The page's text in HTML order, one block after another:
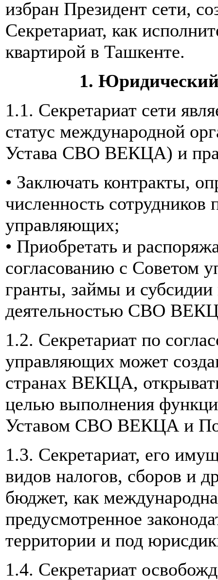
избран Президент сети,
Секретариат, как
квартирой в Ташкенте.
1. Юридический
1.1. Секретариат сети
статус международной
Устава СВО ВЕКЦА) и
• Заключать контракты,
численность
управляющих;
• Приобретать и
согласованию с Советом
гранты, займы и субсидии
деятельностью СВО
1.2. Секретариат по
управляющих может
странах ВЕКЦА,
целью выполнения
Уставом СВО ВЕКЦА и
1.3. Секретариат, его
видов налогов, сборов и
бюджет, как
предусмотренное
территории и под
1.4. Секретариат